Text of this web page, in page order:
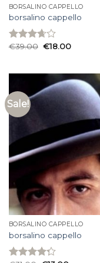
BORSALINO CAPPELLO
borsalino cappello
Rated
€39.00 €18.00
Sale!
BORSALINO CAPPELLO
borsalino cappello